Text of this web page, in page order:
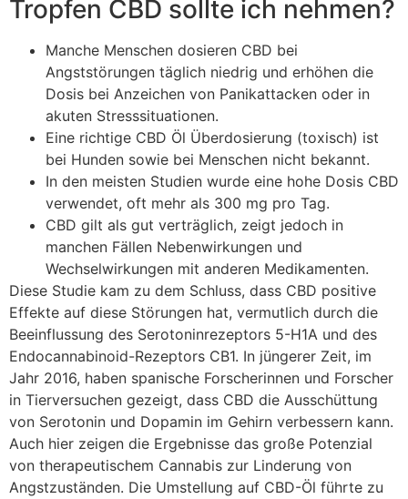
Tropfen CBD sollte ich nehmen?
Manche Menschen dosieren CBD bei
Angststörungen täglich niedrig und erhöhen die
Dosis bei Anzeichen von Panikattacken oder in
akuten Stresssituationen.
Eine richtige CBD Öl Überdosierung (toxisch) ist
bei Hunden sowie bei Menschen nicht bekannt.
In den meisten Studien wurde eine hohe Dosis CBD
verwendet, oft mehr als 300 mg pro Tag.
CBD gilt als gut verträglich, zeigt jedoch in
manchen Fällen Nebenwirkungen und
Wechselwirkungen mit anderen Medikamenten.
Diese Studie kam zu dem Schluss, dass CBD positive
Effekte auf diese Störungen hat, vermutlich durch die
Beeinflussung des Serotoninrezeptors 5-H1A und des
Endocannabinoid-Rezeptors CB1. In jüngerer Zeit, im
Jahr 2016, haben spanische Forscherinnen und Forscher
in Tierversuchen gezeigt, dass CBD die Ausschüttung
von Serotonin und Dopamin im Gehirn verbessern kann.
Auch hier zeigen die Ergebnisse das große Potenzial
von therapeutischem Cannabis zur Linderung von
Angstzuständen. Die Umstellung auf CBD-Öl führte zu